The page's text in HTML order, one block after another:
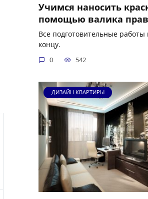
Учимся наносить
помощью валика
Все подготовительные
концу.
0 542
ДИЗАЙН КВАРТИРЫ